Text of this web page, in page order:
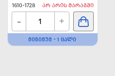
1610-1728
ᲐᲠ ᲐᲠᲘᲡ ᲛᲐᲠᲐᲒᲨᲘ
- +
ᲛᲘᲜᲘᲛᲣᲛ - 1 ᲪᲐᲚᲘ